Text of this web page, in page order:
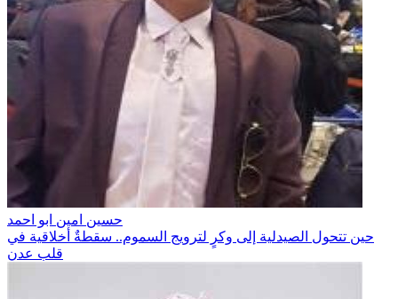
حسين امين ابو احمد
حين تتحول الصيدلية إلى وكرٍ لترويج السموم.. سقطةٌ أخلاقية في
قلب عدن